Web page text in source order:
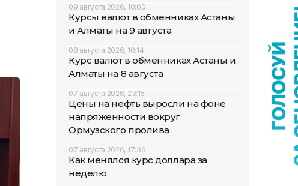
09 августа 2026, 10:00
Курсы валют в обменниках Астаны
и Алматы на 9 августа
08 августа 2026, 10:14
Курс валют в обменниках Астаны и
Алматы на 8 августа
07 августа 2026, 23:15
Цены на нефть выросли на фоне
напряженности вокруг
Ормузского пролива
07 августа 2026, 17:36
Как менялся курс доллара за
неделю